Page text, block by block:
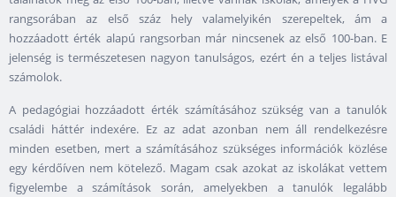
rangsorában az első száz hely valamelyikén szerepeltek, ám a
hozzáadott érték alapú rangsorban már nincsenek az első 100-ban. E
jelenség is természetesen nagyon tanulságos, ezért én a teljes listával
számolok.
A pedagógiai hozzáadott érték számításához szükség van a tanulók
családi háttér indexére. Ez az adat azonban nem áll rendelkezésre
minden esetben, mert a számításához szükséges információk közlése
egy kérdőíven nem kötelező. Magam csak azokat az iskolákat vettem
figyelembe a számítások során, amelyekben a tanulók legalább